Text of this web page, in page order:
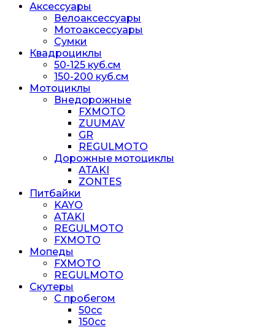
Аксессуары
Велоаксессуары
Мотоаксессуары
Сумки
Квадроциклы
50-125 куб.см
150-200 куб.см
Мотоциклы
Внедорожные
FXMOTO
ZUUMAV
GR
REGULMOTO
Дорожные мотоциклы
ATAKI
ZONTES
Питбайки
KAYO
ATAKI
REGULMOTO
FXMOTO
Мопеды
FXMOTO
REGULMOTO
Скутеры
С пробегом
50cc
150cc